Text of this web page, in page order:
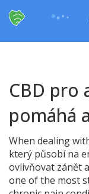
CBD pro
pomáhá
When dealing
který působí na
ovlivňovat zánět
one of the most